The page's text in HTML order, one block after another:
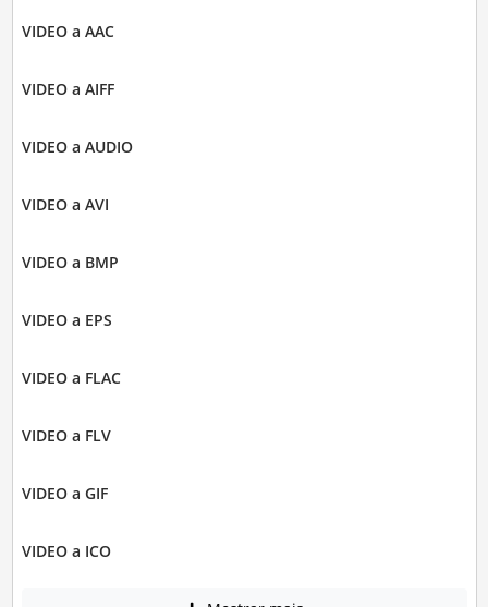
VIDEO a AAC
VIDEO a AIFF
VIDEO a AUDIO
VIDEO a AVI
VIDEO a BMP
VIDEO a EPS
VIDEO a FLAC
VIDEO a FLV
VIDEO a GIF
VIDEO a ICO